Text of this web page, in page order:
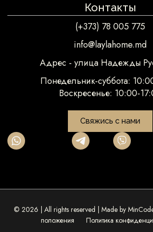
Контакты
(+373) 78 005 775
info@laylahome.md
Адрес - улица Надежды
Понедельник-суббота:
Воскресенье: 10:00-
Свяжись с нами
© 2026 | All rights reserved | Made by
положения
Политика